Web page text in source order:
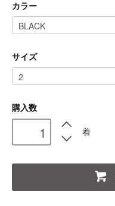
カラー
サイズ
購入数
着